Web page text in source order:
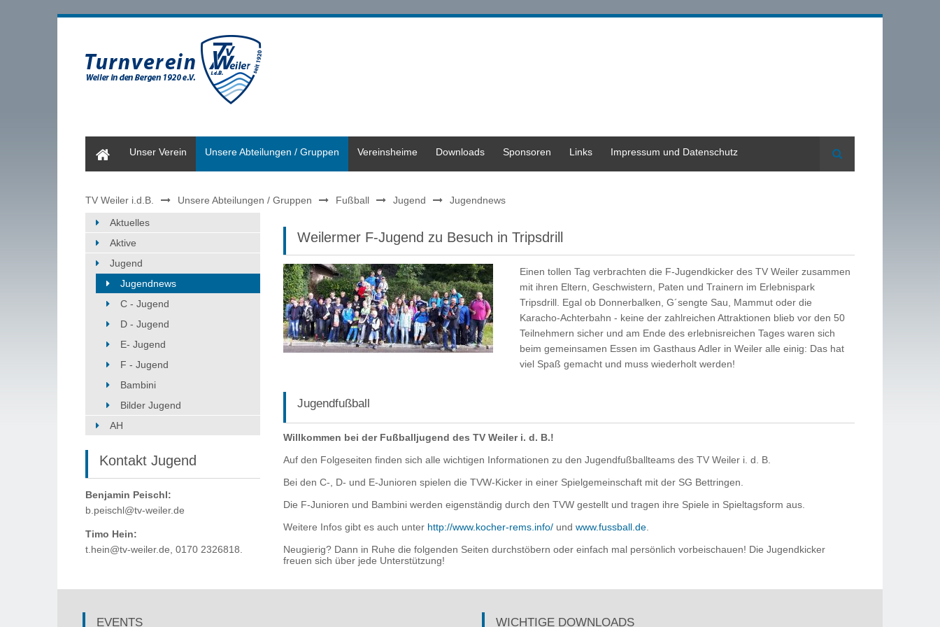
Unser Verein
Unsere Abteilungen / Gruppen Vereinsheime Downloads Sponsoren Links Impressum und Datenschutz Suche
TV Weiler i.d.B. Unsere Abteilungen / Gruppen Fußball Jugend Jugendnews
Weilermer F-Jugend zu Besuch in Tripsdrill
Einen tollen Tag verbrachten die F-Jugendkicker des TV Weiler zusammen
mit ihren Eltern, Geschwistern, Paten und Trainern im Erlebnispark
Tripsdrill. Egal ob Donnerbalken, G´sengte Sau, Mammut oder die
Karacho-Achterbahn - keine der zahlreichen Attraktionen blieb vor den 50
Teilnehmern sicher und am Ende des erlebnisreichen Tages waren sich
beim gemeinsamen Essen im Gasthaus Adler in Weiler alle einig: Das hat
viel Spaß gemacht und muss wiederholt werden!
Jugendfußball
Willkommen bei der Fußballjugend des TV Weiler i. d. B.!
Auf den Folgeseiten finden sich alle wichtigen Informationen zu den Jugendfußballteams des TV Weiler i. d. B.
Bei den C-, D- und E-Junioren spielen die TVW-Kicker in einer Spielgemeinschaft mit der SG Bettringen.
Die F-Junioren und Bambini werden eigenständig durch den TVW gestellt und tragen ihre Spiele in Spieltagsform aus.
Weitere Infos gibt es auch unter http://www.kocher-rems.info/ undwww.fussball.de
Neugierig? Dann in Ruhe die folgenden Seiten durchstöbern oder einfach mal persönlich vorbeischauen! Die Jugendkicker
freuen sich über jede Unterstützung!
Aktuelles
Aktive
Jugend
Jugendnews
C - Jugend
D - Jugend
E- Jugend
F - Jugend
Bambini
Bilder Jugend
AH
Kontakt Jugend
Benjamin Peischl:
b.peischl@tv-weiler.de
Timo Hein:
t.hein@tv-weiler.de, 0170 2326818.
EVENTS WICHTIGE DOWNLOADS